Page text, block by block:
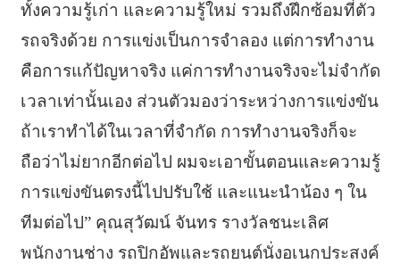
ทั้งความรู้เก่า และความรู้ใหม่ รวมถึงฝึกซ้อมที่ตัว
รถจริงด้วย การแข่งเป็นการจำลอง แต่การทำงาน
คือการแก้ปัญหาจริง แค่การทำงานจริงจะไม่จำกัด
เวลาเท่านั้นเอง ส่วนตัวมองว่าระหว่างการแข่งขัน
ถ้าเราทำได้ในเวลาที่จำกัด การทำงานจริงก็จะ
ถือว่าไม่ยากอีกต่อไป ผมจะเอาขั้นตอนและความรู้
การแข่งขันตรงนี้ไปปรับใช้ และแนะนำน้อง ๆ ใน
ทีมต่อไป” คุณสุวัฒน์ จันทร รางวัลชนะเลิศ
พนักงานช่าง รถปิกอัพและรถยนต์นั่งอเนกประสงค์